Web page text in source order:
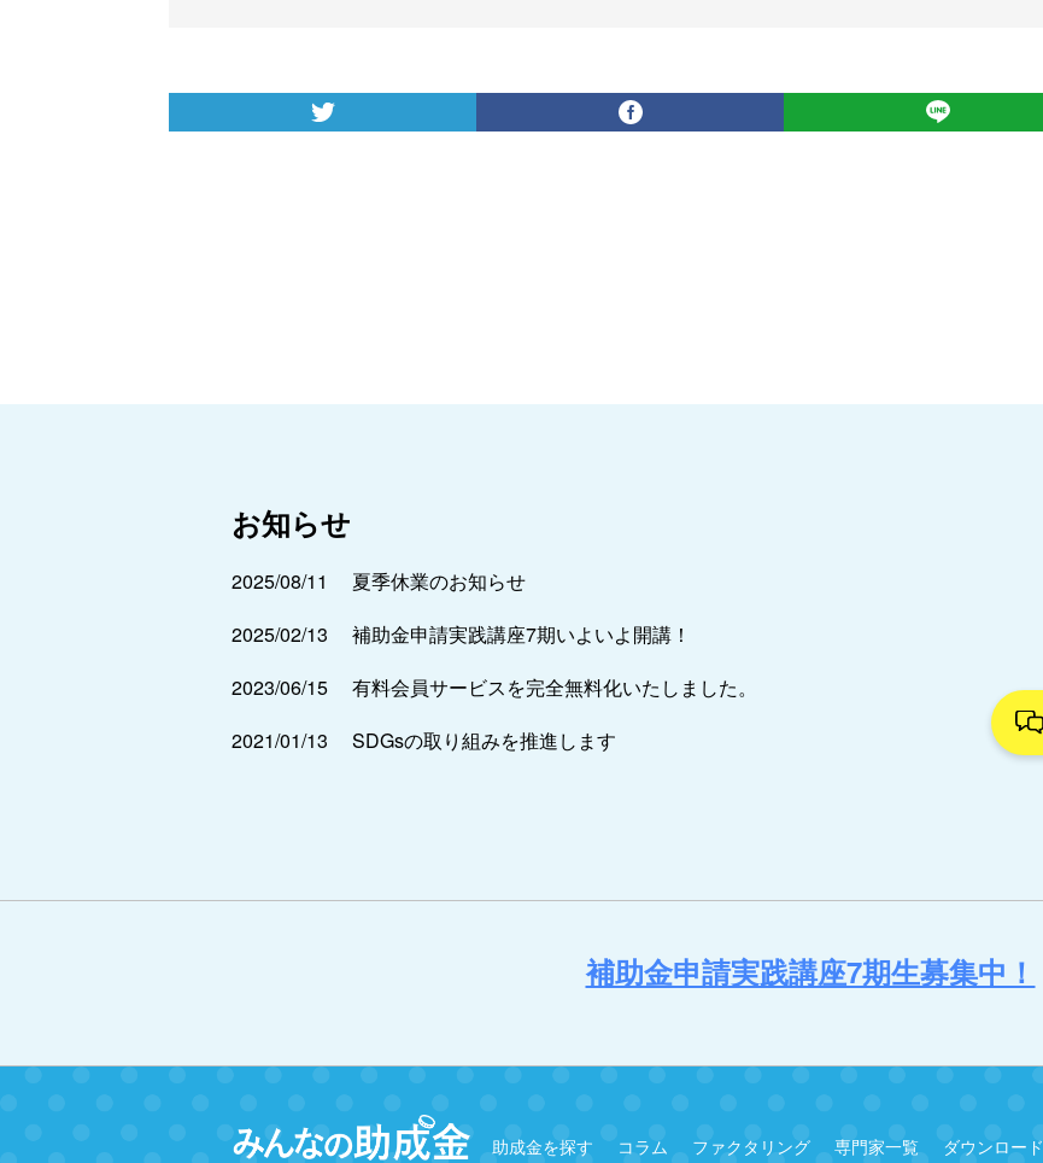
お知らせ
2025/08/11
夏季休業のお知らせ
2025/02/13
補助金申請実践講座7期いよいよ開講！
2023/06/15
有料会員サービスを完全無料化いたしました。
2021/01/13
SDGsの取り組みを推進します
補助金申請実践講座7期生募集中！
助成金を探す コラム ファクタリング 専門家一覧 ダウンロード